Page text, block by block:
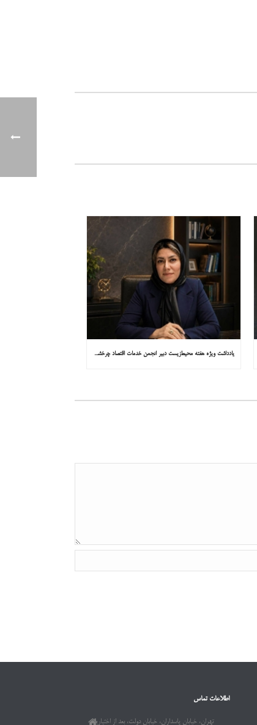
یادداشت ویژه هفته محیط‌زیست دبیر انجمن خدمات اقتصاد چرخشی در همشهری: «چرا معادن جدید جهان زیر زمین نیستند؟»
اطلاعات تماس
تهران، خیابان پاسداران، خیابان دولت، بعد از اختیاریه،